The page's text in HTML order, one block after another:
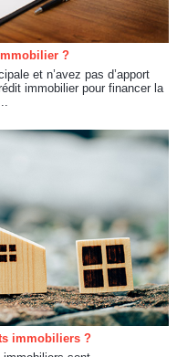
?
et n’avez pas d’apport
immobilier pour financer la
immobiliers ?